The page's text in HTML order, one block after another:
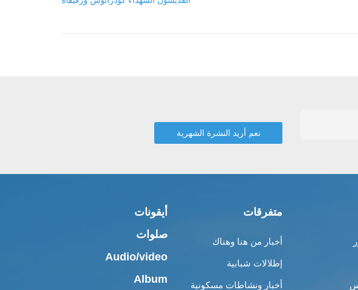
متفرقات
أخبار من هنا وهناك
إطلالات شبابية
أخبار ونشاطات مسكونية
أيقونات
صلوات
Audio/video
Album